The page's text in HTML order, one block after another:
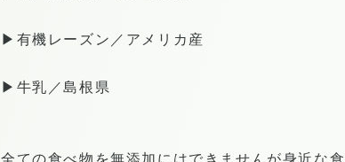
▶︎有機レーズン／アメリカ産
▶︎牛乳／島根県
全ての食べ物を無添加にはできませんが身近な